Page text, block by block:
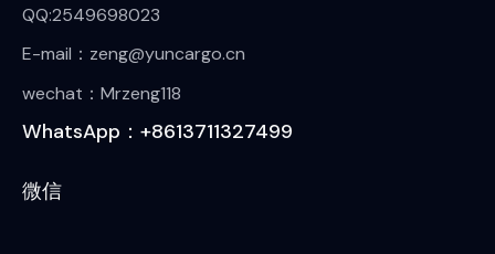
QQ:2549698023
E-mail：zeng@yuncargo.cn
wechat：Mrzeng118
WhatsApp：+8613711327499
微信